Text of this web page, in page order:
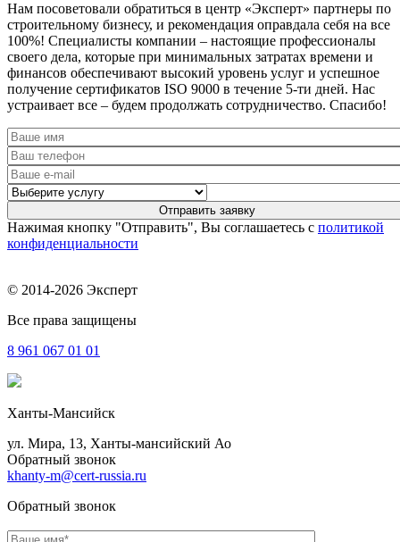
Нам посоветовали обратиться в центр «Эксперт» партнеры по
строительному бизнесу, и рекомендация оправдала себя на все
100%! Специалисты компании – настоящие профессионалы
своего дела, которые при минимальных затратах времени и
финансов обеспечивают высокий уровень услуг и успешное
получение сертификатов ISO 9000 в течение 5-ти дней. Нас
устраивает все – будем продолжать сотрудничество. Спасибо!
Нажимая кнопку "Отправить", Вы соглашаетесь с политикой
конфиденциальности
© 2014-2026 Эксперт
Все права защищены
8 961 067 01 01
Ханты-Мансийск
ул. Мира, 13, Ханты-мансийский Ао
Обратный звонок
khanty-m@cert-russia.ru
Обратный звонок